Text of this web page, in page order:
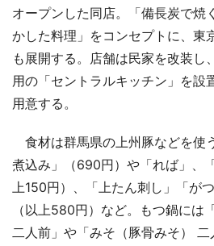
オープンした同店。「備長炭で焼
かした料理」をコンセプトに、東
も展開する。店舗は民家を改装し
用の「セントラルキッチン」を設
用意する。
食材は群馬県の上州豚などを使
煮込み」（690円）や「れば」、
上150円）、「上たん刺し」「が
（以上580円）など。もつ鍋には
二人前」や「みそ（豚骨みそ） 二